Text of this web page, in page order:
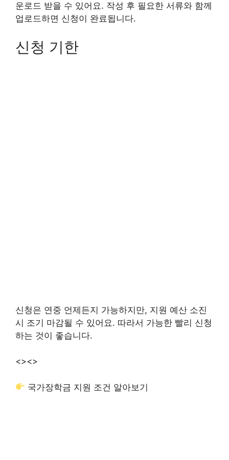
운로드 받을 수 있어요. 작성 후 필요한 서류와 함께
업로드하면 신청이 완료됩니다.
신청 기한
신청은 연중 언제든지 가능하지만, 지원 예산 소진
시 조기 마감될 수 있어요. 따라서 가능한 빨리 신청
하는 것이 좋습니다.
<><>
국가장학금 지원 조건 알아보기